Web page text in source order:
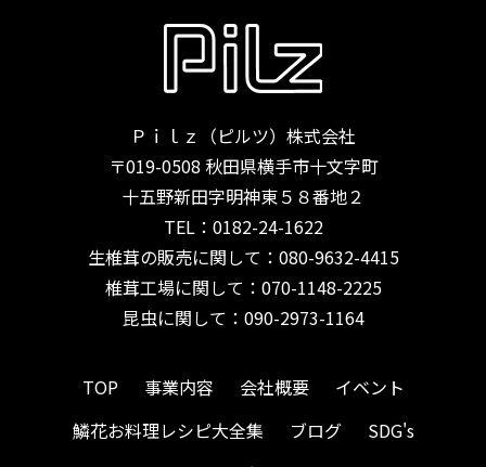
Ｐｉｌｚ（ピルツ）株式会社
〒019-0508 秋田県横手市十文字町
十五野新田字明神東５８番地２
TEL： 0182-24-1622
生椎茸の販売に関して：080-9632-4415
椎茸工場に関して：070-1148-2225
昆虫に関して：090-2973-1164
TOP 事業内容 会社概要
イベント
鱗花お料理レシピ大全集
ブログ
SDG's